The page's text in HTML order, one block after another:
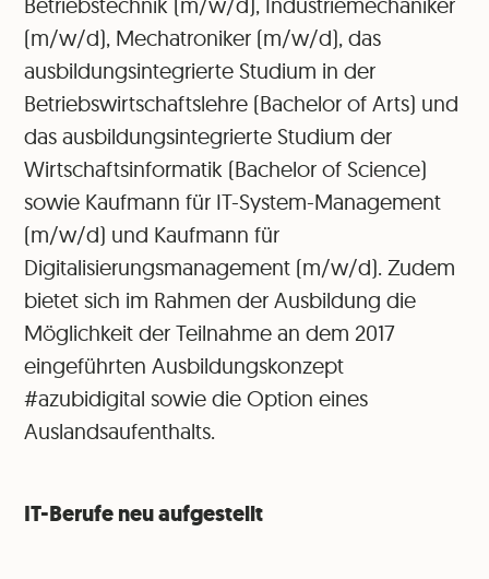
(m/w/d), Mechatroniker (m/w/d), das
ausbildungsintegrierte Studium in der
Betriebswirtschaftslehre (Bachelor of Arts) und
das ausbildungsintegrierte Studium der
Wirtschaftsinformatik (Bachelor of Science)
sowie Kaufmann für IT-System-Management
(m/w/d) und Kaufmann für
Digitalisierungsmanagement (m/w/d). Zudem
bietet sich im Rahmen der Ausbildung die
Möglichkeit der Teilnahme an dem 2017
eingeführten Ausbildungskonzept
#azubidigital sowie die Option eines
Auslandsaufenthalts.
IT-Berufe neu aufgestellt